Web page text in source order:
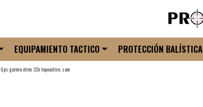
EQUIPAMIENTO TACTICO PROTECCIÓN BALÍSTICA
Gps garmin etrex 32x topoactive, sam